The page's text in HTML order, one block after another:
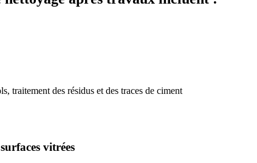
traitement des résidus et des traces de ciment
vitrées